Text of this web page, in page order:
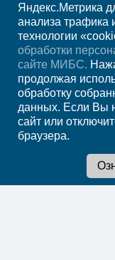
Яндекс.Метрика
анализа трафика
технологии
обработки
сайте МИБС.
продолжая
обработку
данных. Если Вы
сайт или
браузера.